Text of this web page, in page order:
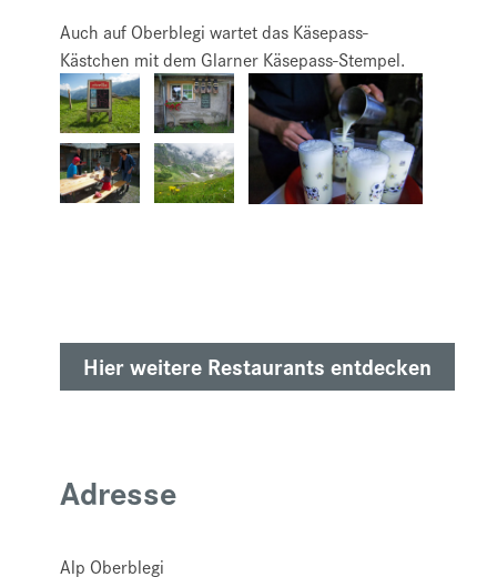
Auch auf Oberblegi wartet das Käsepass-
Kästchen mit dem Glarner Käsepass-Stempel.
Hier weitere Restaurants entdecken
Adresse
Alp Oberblegi